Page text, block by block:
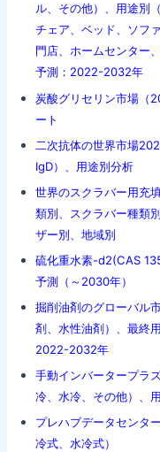
ル、その他）、用途別
チェア、ベッド、ソフ
門店、ホームセンター
予測：2022-2032年
炭酸グリセリン市場（
ート
二次抗体の世界市場
IgD）、用途別分析
世界のスクラバー用充
類別、スクラバー種類
ザー別、地域別
硫化重水素-d2(CAS
予測（～2030年）
掘削油剤のグローバル
剤、水性油剤）、最終
2022-2032年
手動インバータープラ
冷、水冷、その他）、
プレハブデータセンタ
冷式、水冷式）